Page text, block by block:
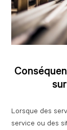
Lorsque des
service ou des